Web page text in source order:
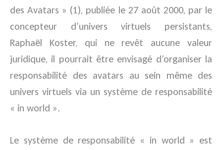
des Avatars » (1), publiée le 27 août 2000, par le
concepteur d’univers virtuels persistants,
Raphaël Koster, qui ne revêt aucune valeur
juridique, il pourrait être envisagé d’organiser la
responsabilité des avatars au sein même des
univers virtuels via un système de responsabilité
« in world ».
Le système de responsabilité « in world » est